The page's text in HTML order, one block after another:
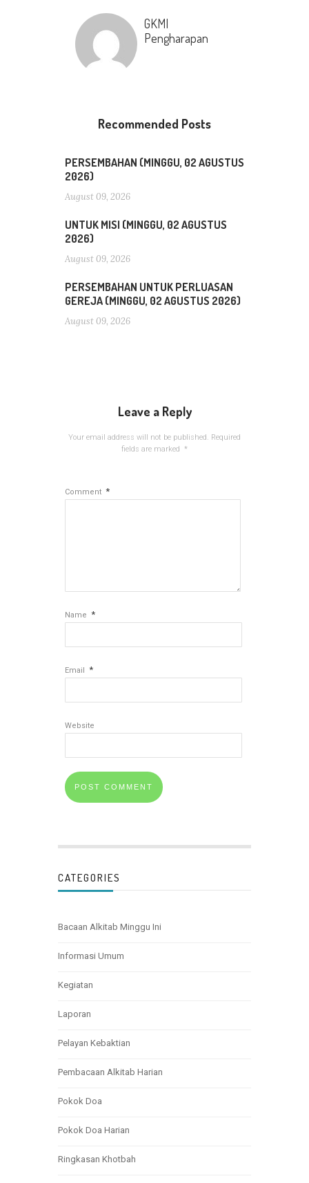
GKMI
Pengharapan
Recommended Posts
PERSEMBAHAN (MINGGU, 02 AGUSTUS
2026)
August 09, 2026
UNTUK MISI (MINGGU, 02 AGUSTUS
2026)
August 09, 2026
PERSEMBAHAN UNTUK PERLUASAN
GEREJA (MINGGU, 02 AGUSTUS 2026)
August 09, 2026
Leave a Reply
Your email address will not be published. Required
fields are marked *
Comment *
Name *
Email *
Website
CATEGORIES
Bacaan Alkitab Minggu Ini
Informasi Umum
Kegiatan
Laporan
Pelayan Kebaktian
Pembacaan Alkitab Harian
Pokok Doa
Pokok Doa Harian
Ringkasan Khotbah